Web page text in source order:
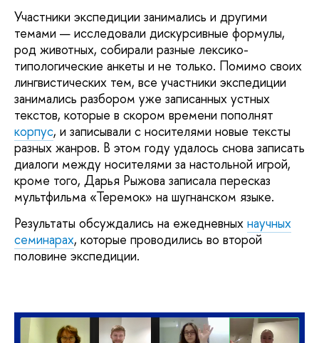
Участники экспедиции занимались и другими
темами — исследовали дискурсивные формулы,
род животных, собирали разные лексико-
типологические анкеты и не только. Помимо своих
лингвистических тем, все участники экспедиции
занимались разбором уже записанных устных
текстов, которые в скором времени пополнят
корпус, и записывали с носителями новые тексты
разных жанров. В этом году удалось снова записать
диалоги между носителями за настольной игрой,
кроме того, Дарья Рыжова записала пересказ
мультфильма «Теремок» на шугнанском языке.
Результаты обсуждались на ежедневных научных
семинарах, которые проводились во второй
половине экспедиции.